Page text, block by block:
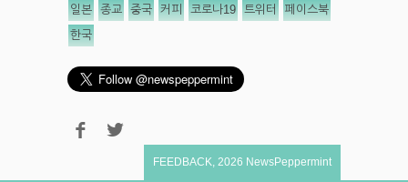
일본 종교 중국 커피 코로나19 트위터 페이스북
한국
FEEDBACK 2026 NewsPeppermint